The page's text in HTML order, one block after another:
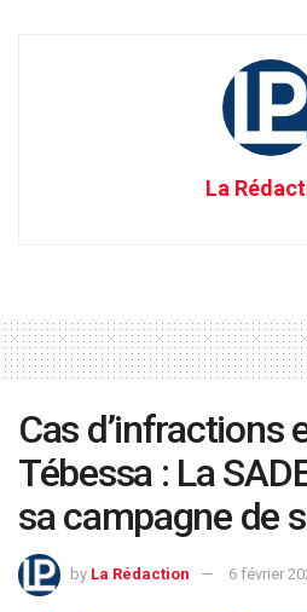
La
Cas d’infractions
Tébessa : La
sa campagne de
by La Rédaction 6 février